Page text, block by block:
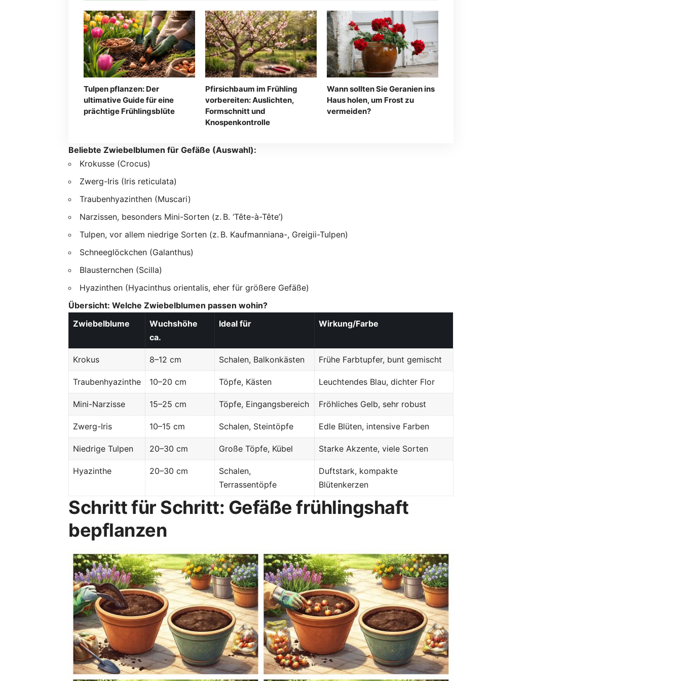
Tulpen pflanzen: Der
ultimative Guide für eine
prächtige Frühlingsblüte
Pfirsichbaum im Frühling
vorbereiten: Auslichten,
Formschnitt und
Knospenkontrolle
Wann sollten Sie Geranien ins
Haus holen, um Frost zu
vermeiden?
Beliebte Zwiebelblumen für Gefäße (Auswahl):
Krokusse (Crocus)
Zwerg-Iris (Iris reticulata)
Traubenhyazinthen (Muscari)
Narzissen, besonders Mini-Sorten (z. B. ‘Tête-à-Tête’)
Tulpen, vor allem niedrige Sorten (z. B. Kaufmanniana-, Greigii-Tulpen)
Schneeglöckchen (Galanthus)
Blausternchen (Scilla)
Hyazinthen (Hyacinthus orientalis, eher für größere Gefäße)
Übersicht: Welche Zwiebelblumen passen wohin?
Zwiebelblume
Wuchshöhe
ca.
Ideal für Wirkung/Farbe
Krokus 8–12 cm Schalen, Balkonkästen Frühe Farbtupfer, bunt gemischt
Traubenhyazinthe 10–20 cm Töpfe, Kästen Leuchtendes Blau, dichter Flor
Mini-Narzisse 15–25 cm Töpfe, Eingangsbereich Fröhliches Gelb, sehr robust
Zwerg-Iris 10–15 cm Schalen, Steintöpfe Edle Blüten, intensive Farben
Niedrige Tulpen 20–30 cm Große Töpfe, Kübel Starke Akzente, viele Sorten
Hyazinthe 20–30 cm
Schalen,
Terrassentöpfe
Duftstark, kompakte
Blütenkerzen
Schritt für Schritt: Gefäße frühlingshaft
bepflanzen